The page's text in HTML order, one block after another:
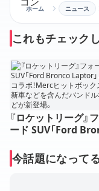
ホーム ニュース
これもチェック
『ロケットリーグ』
ード SUV「Ford
ercヒットボックス
車などを含んだバン
今話題になって